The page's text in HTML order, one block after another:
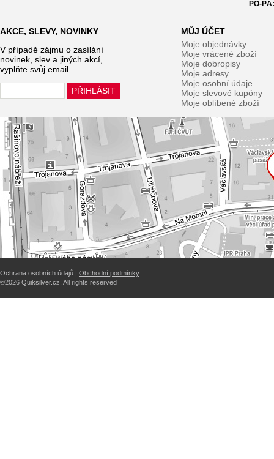
PO-
AKCE, SLEVY, NOVINKY
V případě zájmu o zasílání
novinek, slev a jiných akcí,
vyplňte svůj email.
MŮJ ÚČET
Moje objednávky
Moje vrácené zboží
Moje dobropisy
Moje adresy
Moje osobní údaje
Moje slevové kupóny
Moje oblíbené zboží
Ochrana osobních údajů | Obchodní podmínky
©2026 Quiksilver.cz, All rights reserved